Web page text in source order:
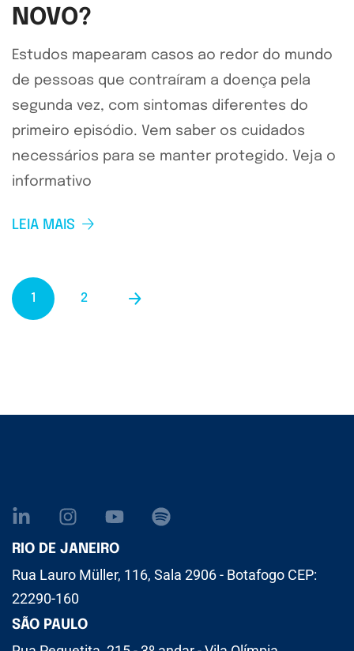
NOVO?
Estudos mapearam casos ao redor do mundo
de pessoas que contraíram a doença pela
segunda vez, com sintomas diferentes do
primeiro episódio. Vem saber os cuidados
necessários para se manter protegido. Veja o
informativo
LEIA MAIS
1 2
RIO DE JANEIRO
Rua Lauro Müller, 116, Sala 2906 - Botafogo CEP:
22290-160
SÃO PAULO